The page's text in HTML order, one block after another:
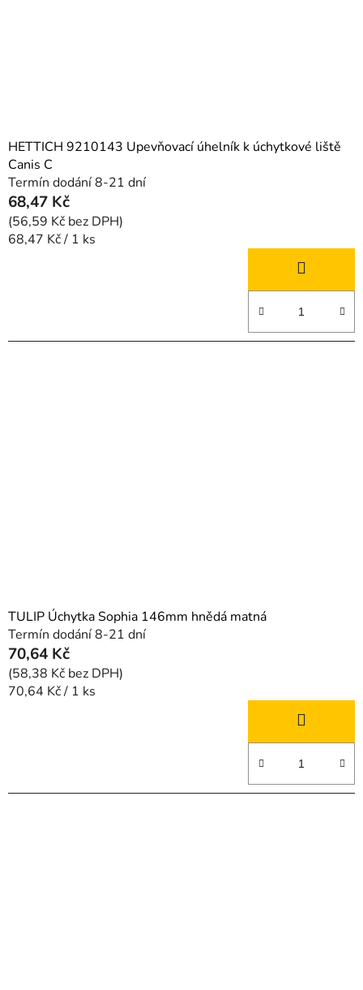
HETTICH 9210143 Upevňovací úhelník k úchytkové liště
Canis C
Termín dodání 8-21 dní
68,47 Kč
(56,59 Kč bez DPH)
Měrná
68,47 Kč / 1 ks
TULIP Úchytka Sophia 146mm hnědá matná
Termín dodání 8-21 dní
70,64 Kč
(58,38 Kč bez DPH)
Měrná
70,64 Kč / 1 ks